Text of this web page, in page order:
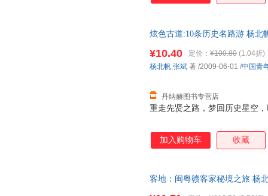
炫色古道:10条历史名路游 杨北
重走先贤之路，梦回历史星空
¥10.40 定价： ¥100.80 (1.04折)
丹纳赫图书专营店
杨北帆,张斌 著 /2009-06-01 /中国青
加入购物车 收藏
客地：闽粤赣客家秘境之旅 杨